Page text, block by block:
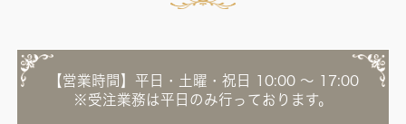
【営業時間】平日・土曜・祝日 10:00 ～ 17:00
※受注業務は平日のみ行っております。